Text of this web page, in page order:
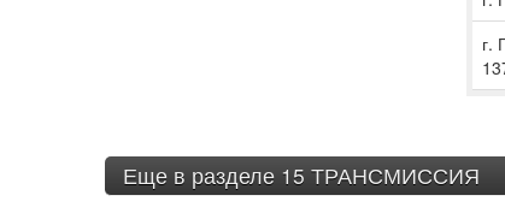
г.
Еще в разделе 15 ТРАНСМИССИЯ